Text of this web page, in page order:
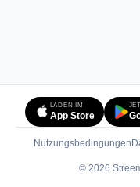
LADEN IM
App Store
Nutzungsbedingungen
© 2026